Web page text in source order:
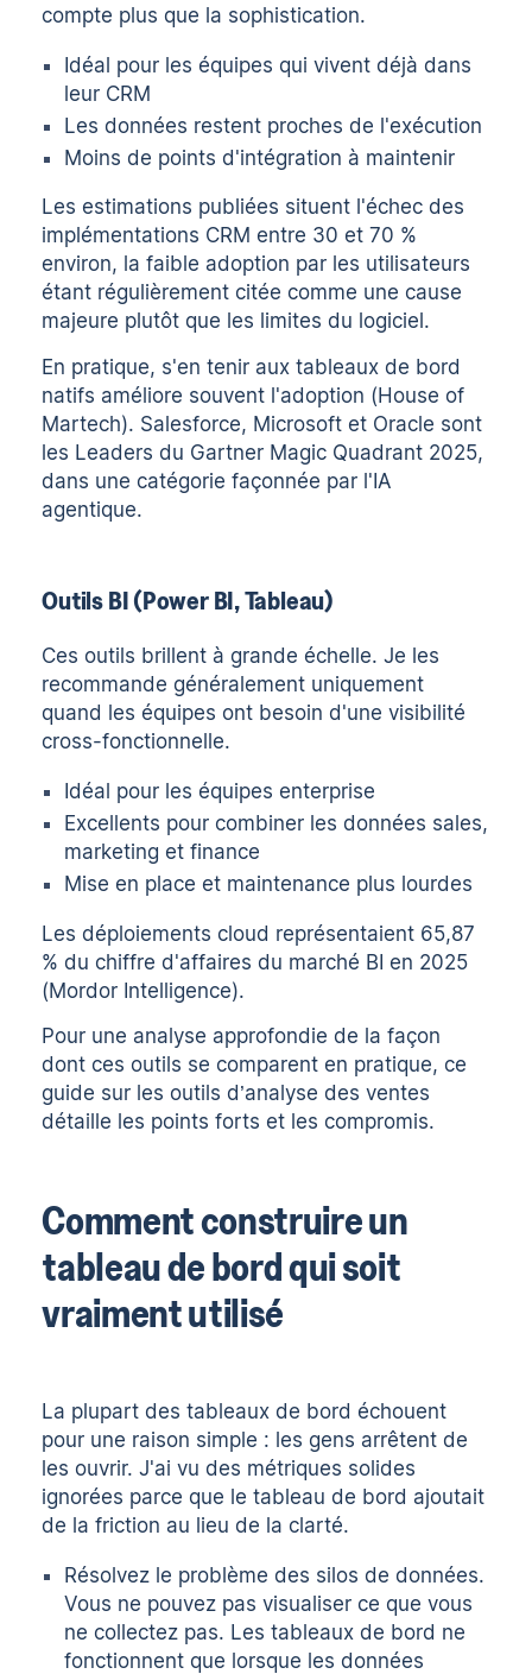
compte plus que la sophistication.
Idéal pour les équipes qui vivent déjà dans
leur CRM
Les données restent proches de l'exécution
Moins de points d'intégration à maintenir
Les estimations publiées situent l'échec des
implémentations CRM entre 30 et 70 %
environ, la faible adoption par les utilisateurs
étant régulièrement citée comme une cause
majeure plutôt que les limites du logiciel.
En pratique, s'en tenir aux tableaux de bord
natifs améliore souvent l'adoption (House of
Martech). Salesforce, Microsoft et Oracle sont
les Leaders du Gartner Magic Quadrant 2025,
dans une catégorie façonnée par l'IA
agentique.
Outils BI (Power BI, Tableau)
Ces outils brillent à grande échelle. Je les
recommande généralement uniquement
quand les équipes ont besoin d'une visibilité
cross-fonctionnelle.
Idéal pour les équipes enterprise
Excellents pour combiner les données sales,
marketing et finance
Mise en place et maintenance plus lourdes
Les déploiements cloud représentaient 65,87
% du chiffre d'affaires du marché BI en 2025
(Mordor Intelligence).
Pour une analyse approfondie de la façon
dont ces outils se comparent en pratique, ce
guide sur les outils d’analyse des ventes
détaille les points forts et les compromis.
Comment construire un
tableau de bord qui soit
vraiment utilisé
La plupart des tableaux de bord échouent
pour une raison simple : les gens arrêtent de
les ouvrir. J'ai vu des métriques solides
ignorées parce que le tableau de bord ajoutait
de la friction au lieu de la clarté.
Résolvez le problème des silos de données.
Vous ne pouvez pas visualiser ce que vous
ne collectez pas. Les tableaux de bord ne
fonctionnent que lorsque les données